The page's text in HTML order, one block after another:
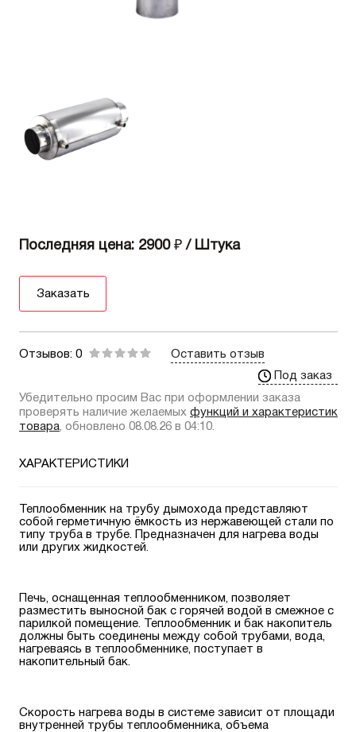
Последняя цена: 2900 ₽ / Штука
Заказать
Отзывов: 0
Оставить отзыв
Под заказ
Убедительно просим Вас при оформлении заказа
проверять наличие желаемых функций и характеристик
товара, обновлено 08.08.26 в 04:10.
ХАРАКТЕРИСТИКИ
Теплообменник на трубу дымохода представляют
собой герметичную ёмкость из нержавеющей стали по
типу труба в трубе. Предназначен для нагрева воды
или других жидкостей.
Печь, оснащенная теплообменником, позволяет
разместить выносной бак с горячей водой в смежное с
парилкой помещение. Теплообменник и бак накопитель
должны быть соединены между собой трубами, вода,
нагреваясь в теплообменнике, поступает в
накопительный бак.
Скорость нагрева воды в системе зависит от площади
внутренней трубы теплообменника, объема